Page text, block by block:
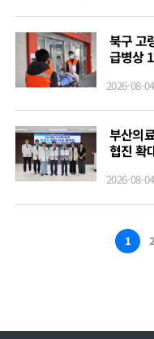
북구 고
급병상
2026-08-04
부산의
협진 확
2026-08-04
1 2